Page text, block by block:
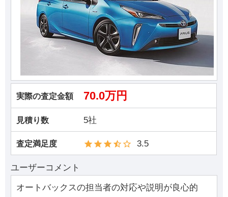
実際の査定金額 70.0万円
見積り数 5社
査定満足度 3.5
ユーザーコメント
オートバックスの担当者の対応や説明が良心的